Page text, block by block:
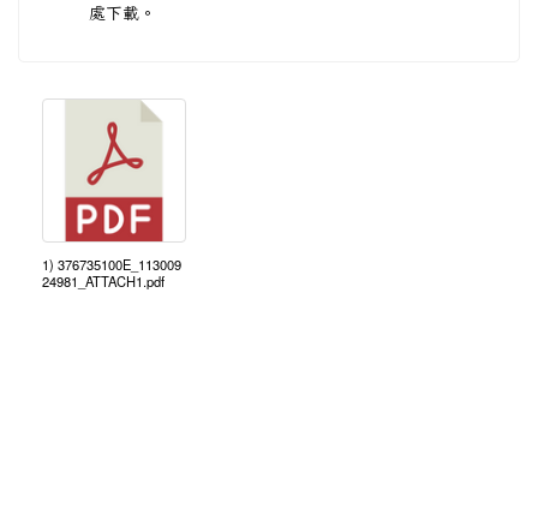
處下載。
1) 376735100E_113009
24981_ATTACH1.pdf